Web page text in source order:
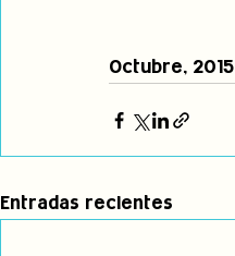
Octubre, 2015
Entradas recientes